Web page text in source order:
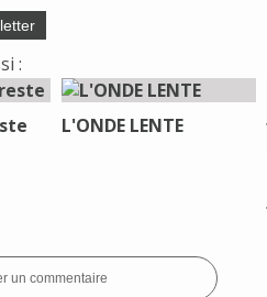
:
L'ONDE LENTE
un commentaire